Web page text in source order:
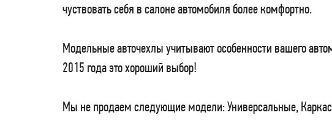
чуствовать себя в салоне автомобиля более комфортно.
Модельные авточехлы учитывают особенности вашего
2015 года это хороший выбор!
Мы не продаем следующие модели: Универсальные,